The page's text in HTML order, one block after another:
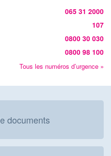
065 31 2000
107
0800 30 030
0800 98 100
Tous les numéros d’urgence »
documents